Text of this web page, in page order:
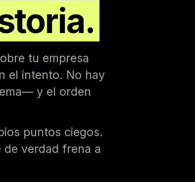
tu empresa
el intento. No hay
y el orden
puntos ciegos.
verdad frena a